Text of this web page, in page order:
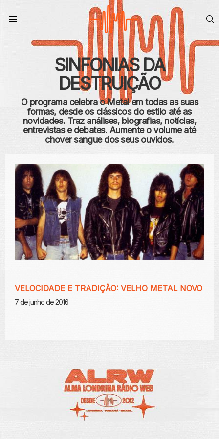
SINFONIAS DA
DESTRUIÇÃO
O programa celebra o Metal em todas as suas
formas, desde os clássicos do estilo até as
novidades. Traz análises, biografias, notícias,
entrevistas e debates. Aumente o volume até
chover sangue dos seus ouvidos.
VELOCIDADE E TRADIÇÃO: VELHO METAL NOVO
7 de junho de 2016